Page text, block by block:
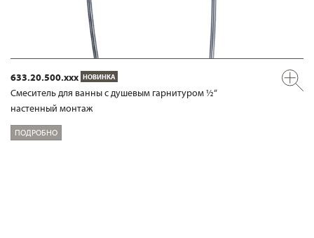
633.20.500.xxx НОВИНКА
Смеситель для ванны с душевым гарнитуром ½“
настенный монтаж
ПОДРОБНО